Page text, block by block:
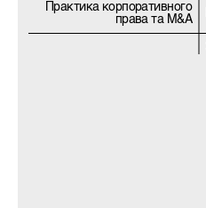
Практика корпоративного
права та M&A